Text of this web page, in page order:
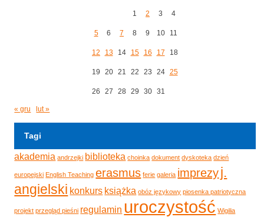
1 2 3 4
5 6 7 8 9 10 11
12 13 14 15 16 17 18
19 20 21 22 23 24 25
26 27 28 29 30 31
« gru lut »
Tagi
akademia andrzejki biblioteka choinka dokument dyskoteka dzień
europejski English Teaching erasmus ferie galeria imprezyj.
angielski konkurs książka obóz językowy piosenka patriotyczna
projekt przegląd pieśni regulamin uroczystość Wigilia